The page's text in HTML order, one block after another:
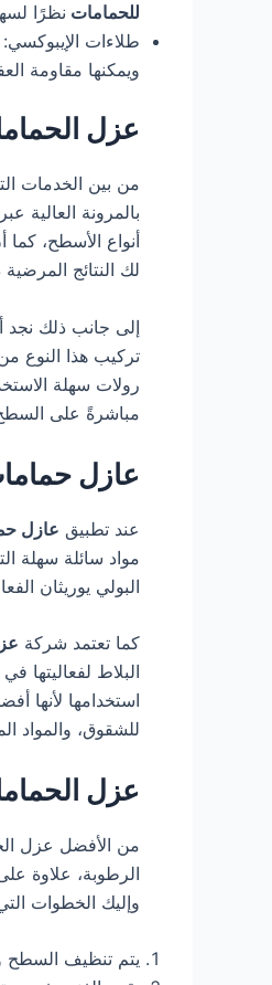
للحمامات نظرًا
طلاءات
ويمكنها مقاومة
عزل
من بين الخدمات
بالمرونة العالية
أنواع الأسطح، كما
لك النتائج
إلى جانب ذلك نجد
تركيب هذا النوع
رولات سهلة
مباشرةً على
عازل
عند تطبيق عازل
مواد سائلة سهلة
البولي يوريثان
كما تعتمد شركة
البلاط لفعاليتها في
استخدامها لأنها
للشقوق، والمواد
عزل
من الأفضل عزل
الرطوبة، علاوة
وإليك الخطوات
يتم تنظيف السطح